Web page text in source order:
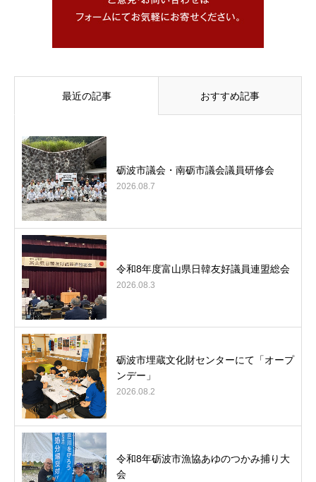
最近の記事 おすすめ記事
砺波市議会・南砺市議会議員研修会
2026.08.7
令和8年度富山県日韓友好議員連盟総会
2026.08.3
砺波市埋蔵文化財センターにて「オープ
ンデー」
2026.08.2
令和8年砺波市漁協あゆのつかみ捕り大
会